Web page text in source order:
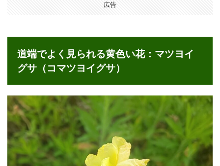
色い
マツ
ヨイ
グサ
ヨイ
グ
サ）
2
秋の
七草
広告
道端でよく見られる黄色い花：マツヨイ
グサ（コマツヨイグサ）